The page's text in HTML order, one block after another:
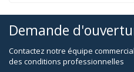
Demande
Contactez notre équipe
des conditions professionnelles